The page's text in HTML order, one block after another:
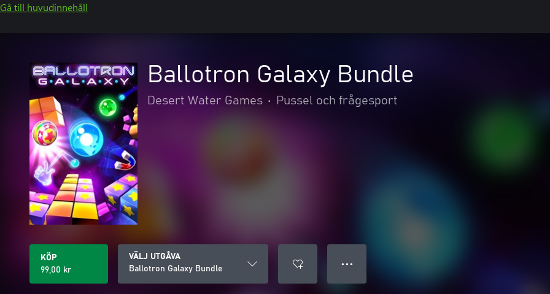
Gå till huvudinnehåll
Ballotron Galaxy Bundle
Desert Water Games • Pussel och frågesport
KÖP
99,00 kr
VÄLJ UTGÅVA
Ballotron Galaxy Bundle
● ● ●